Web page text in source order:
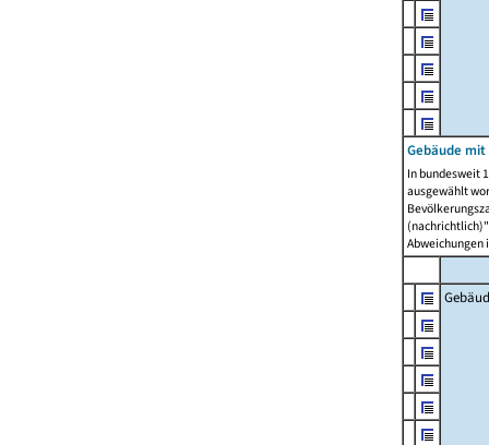
Gebäude mit
In bundesweit
ausgewählt
Abweichungen